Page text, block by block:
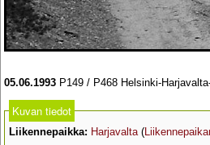
05.06.1993 P149 / P468 Helsinki-
Kuvan tiedot
Liikennepaikka: Harjavalta(